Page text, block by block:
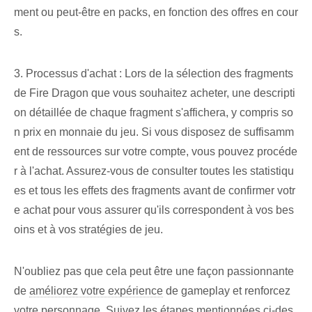
ment ou peut-être en packs, en fonction des offres en cour
s.
3. Processus d'achat : Lors de la sélection des fragments
de Fire Dragon que vous souhaitez acheter, une descripti
on détaillée de chaque fragment s'affichera, y compris so
n prix en monnaie du jeu. Si vous disposez de suffisamm
ent de ressources sur votre compte, vous pouvez procéde
r à l'achat. Assurez-vous de consulter toutes les statistiqu
es et tous les effets des fragments avant de confirmer votr
e achat pour vous assurer qu'ils correspondent à vos bes
oins et à vos stratégies de jeu.
N'oubliez pas que cela peut être une façon passionnante
de améliorez votre expérience de gameplay et renforcez